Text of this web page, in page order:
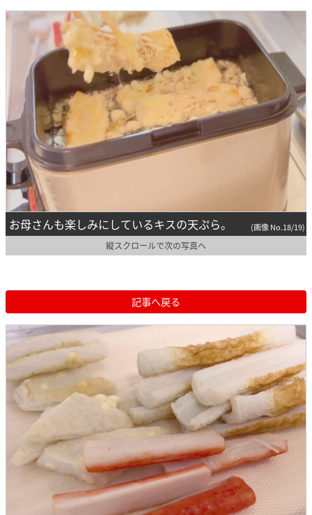
お母さんも楽しみにしているキスの天ぷら。 (画像 No.18/19)
縦スクロールで次の写真へ
記事へ戻る